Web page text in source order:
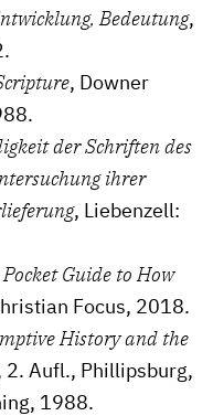
Bedeutung,
, Downer
der Schriften des
ihrer
, Liebenzell:
Guide to How
Focus, 2018.
History and the
2. Aufl., Phillipsburg,
1988.